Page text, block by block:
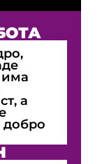
има
а
добро